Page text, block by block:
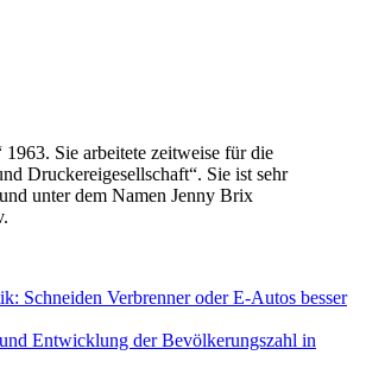
Sie arbeitete zeitweise für die
Druckereigesellschaft“. Sie ist sehr
unter dem Namen Jenny Brix
Schneiden Verbrenner oder E-Autos besser
Entwicklung der Bevölkerungszahl in